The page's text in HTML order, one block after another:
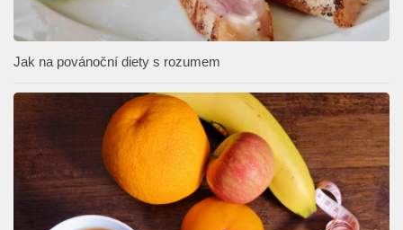
Jak na povánoční diety s rozumem